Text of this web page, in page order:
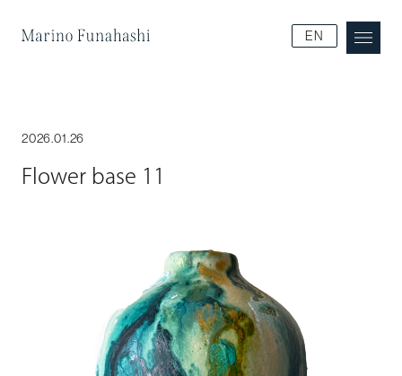
EN
2026.01.26
Flower base 11